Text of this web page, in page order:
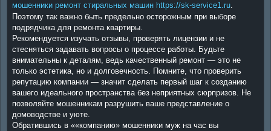
мошенники ремонт стиральных машин https://sk-service1.ru.
Поэтому так важно быть предельно осторожным при выборе
подрядчика для ремонта квартиры.
Рекомендуется изучать отзывы, проверять лицензии и не
стесняться задавать вопросы о процессе работы. Будьте
внимательны к деталям, ведь качественный ремонт — это не
только эстетика, но и долговечность. Помните, что проверить
репутацию компании — значит сделать первый шаг к созданию
вашего идеального пространства без неприятных сюрпризов. Не
позволяйте мошенникам разрушить ваше представление о
домоводстве и уюте.
Обратившись в ««компанию» мошенники муж на час вы